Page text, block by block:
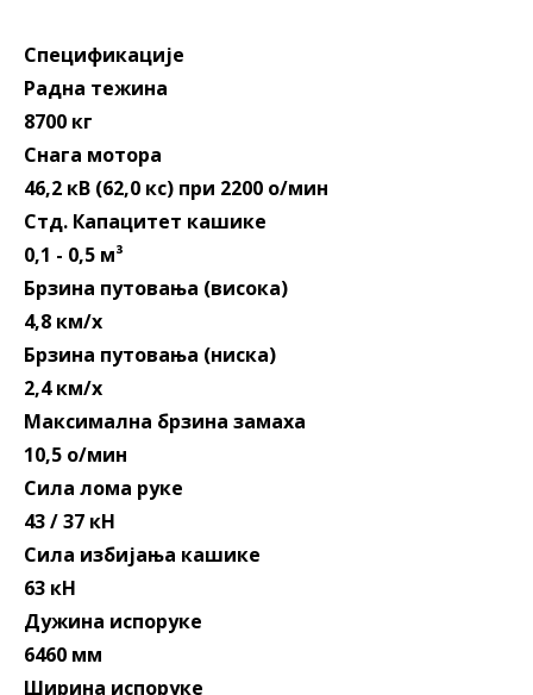
Спецификације
Радна тежина
8700 кг
Снага мотора
46,2 кВ (62,0 кс) при 2200 о/мин
Стд. Капацитет кашике
0,1 - 0,5 м³
Брзина путовања (висока)
4,8 км/х
Брзина путовања (ниска)
2,4 км/х
Максимална брзина замаха
10,5 о/мин
Сила лома руке
43 / 37 кН
Сила избијања кашике
63 кН
Дужина испоруке
6460 мм
Ширина испоруке